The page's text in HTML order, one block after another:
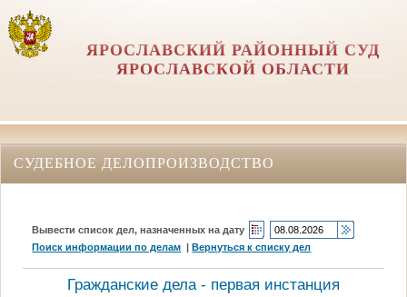
ЯРОСЛАВСКИЙ РАЙОННЫЙ СУД
ЯРОСЛАВСКОЙ ОБЛАСТИ
СУДЕБНОЕ ДЕЛОПРОИЗВОДСТВО
Вывести список дел, назначенных на дату
Поиск информации по делам |Вернуться к списку дел
Гражданские дела - первая инстанция